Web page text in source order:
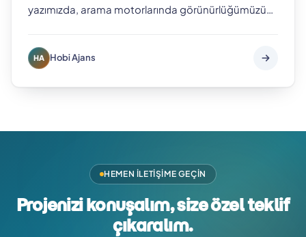
yazımızda, arama motorlarında görünürlüğümüzü
HA Hobi Ajans
HEMEN İLETIŞIME GEÇIN
Projenizi konuşalım, size özel teklif
çıkaralım.